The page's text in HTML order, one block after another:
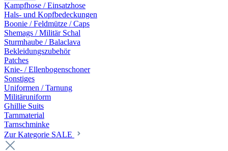
Kampfhose / Einsatzhose
Hals- und Kopfbedeckungen
Boonie / Feldmütze / Caps
Shemags / Militär Schal
Sturmhaube / Balaclava
Bekleidungszubehör
Patches
Knie- / Ellenbogenschoner
Sonstiges
Uniformen / Tarnung
Militäruniform
Ghillie Suits
Tarnmaterial
Tarnschminke
Zur Kategorie SALE